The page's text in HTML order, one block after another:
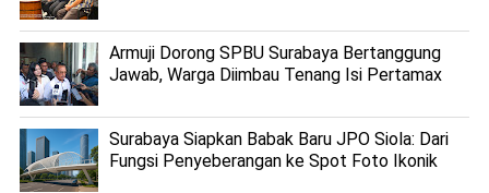
Armuji Dorong SPBU Surabaya Bertanggung
Jawab, Warga Diimbau Tenang Isi Pertamax
Surabaya Siapkan Babak Baru JPO Siola: Dari
Fungsi Penyeberangan ke Spot Foto Ikonik